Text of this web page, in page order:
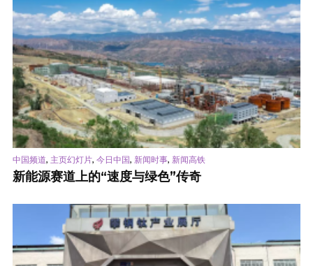
中国频道, 主页幻灯片, 今日中国, 新闻时事, 新闻高铁
新能源赛道上的“速度与绿色”传奇